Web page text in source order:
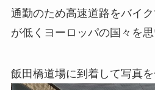
通勤のため高速道路をバイ
が低くヨーロッパの国々を思
飯田橋道場に到着して写真を